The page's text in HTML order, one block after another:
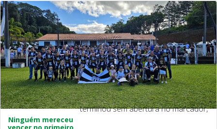
Ninguém mereceu
vencer no primeiro
Jogo de ida da decisão regional
terminou sem abertura no marcador,